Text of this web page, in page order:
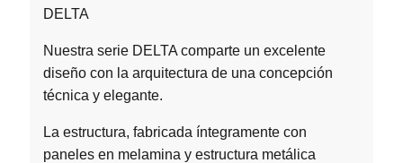
DELTA
Nuestra serie DELTA comparte un excelente
diseño con la arquitectura de una concepción
técnica y elegante.
La estructura, fabricada íntegramente con
paneles en melamina y estructura metálica